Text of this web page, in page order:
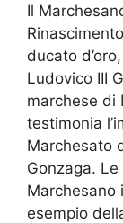
Il
ducato
Ludovico III
marchese di
testimonia
Marchesato
Gonzaga.
Marchesano
esempio